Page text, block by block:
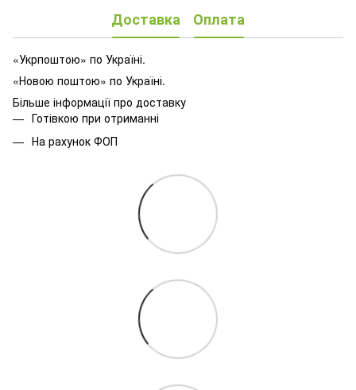
Доставка Оплата
«Укрпоштою» по Україні.
«Новою поштою» по Україні.
Більше інформації про доставку
Готівкою при отриманні
На рахунок ФОП